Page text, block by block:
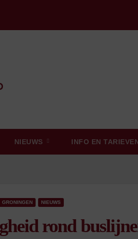
NIEUWS INFO EN
GRONINGEN NIEUWS
rond